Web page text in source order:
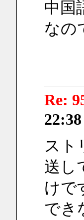
中国
なの
Re:
22:38
スト
送し
けで
でき